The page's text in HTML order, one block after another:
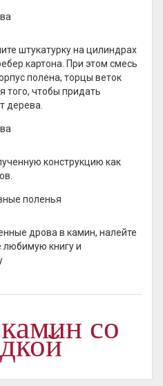
штукатурку на цилиндрах
картона. При этом смесь
полена, торцы веток
того, чтобы придать
дерева.
конструкцию как
дрова в камин, налейте
любимую книгу и
со